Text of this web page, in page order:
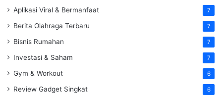
Aplikasi Viral & Bermanfaat 7
Berita Olahraga Terbaru 7
Bisnis Rumahan 7
Investasi & Saham 7
Gym & Workout 6
Review Gadget Singkat 6